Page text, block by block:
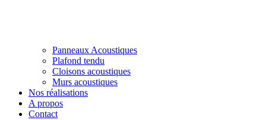
Panneaux Acoustiques
Plafond tendu
Cloisons acoustiques
Murs acoustiques
Nos réalisations
A propos
Contact